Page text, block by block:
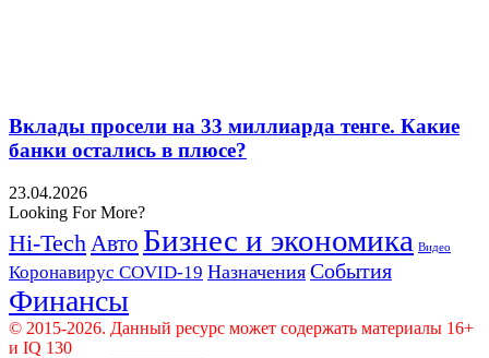
Вклады просели на 33 миллиарда тенге. Какие
банки остались в плюсе?
23.04.2026
Looking For More?
Hi-Tech Авто Бизнес и экономика Видео
Коронавирус COVID-19 Назначения События
Финансы
© 2015-2026. Данный ресурс может содержать материалы 16+
и IQ 130